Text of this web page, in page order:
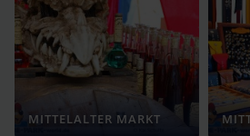
MITTELALTER MARKT